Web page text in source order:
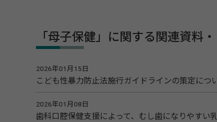
「母子保健」に関する関連資料
2026年01月15日
こども性暴力防止法施行ガイドラインの策定につ
2026年01月08日
歯科口腔保健支援によって、むし歯になりやすい